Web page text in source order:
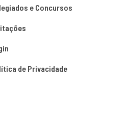
e Concursos
de Privacidade